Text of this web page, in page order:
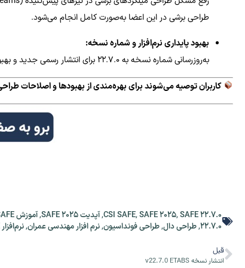
طراحی برشی در این اعضا به‌صورت کامل انجام می‌شود.
بهبود پایداری نرم‌افزار و شماره نسخه:
به‌روزرسانی شماره نسخه به ۲۲.۷.۰ برای انتشار رسمی جدید و بهبود کلی عملکرد نرم‌افزار.
کاربران توصیه می‌شوند برای بهره‌مندی از بهبودها و اصلاحات
CSI SAFE,SAFE 2025,SAFE 22.7.0
,آپدیت SAFE 2025 ,آموزش SAFE
22.7.0
,طراحی دال,طراحی فونداسیون,نرم افزار مهندسی عمران,نرم‌افزار SAFE
قبل
انتشار نسخه v22.7.0 ETABS